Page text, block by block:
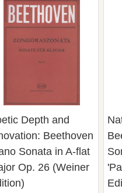
Depth and
Beethoven
Sonata in A-flat
Op. 26 (Weiner